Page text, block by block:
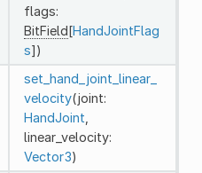
flags:
BitField[HandJointFlag
s])
set_hand_joint_linear_
velocity(joint:
HandJoint
linear_velocity:
Vector3)